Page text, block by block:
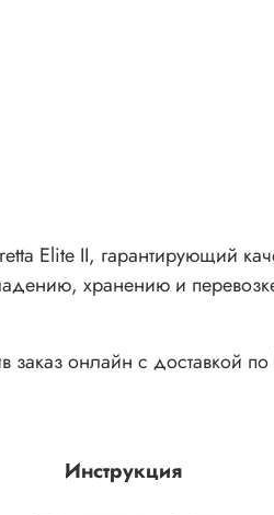
Elite II, гарантирующий
хранению и
онлайн с доставкой
Инструкция